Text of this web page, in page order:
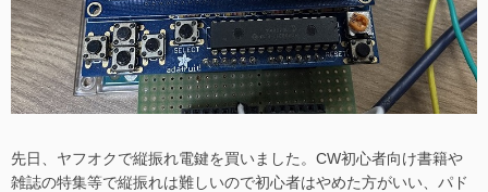
先日、ヤフオクで縦振れ電鍵を買いました。CW初心者向け書籍や
雑誌の特集等で縦振れは難しいので初心者はやめた方がいい、パド